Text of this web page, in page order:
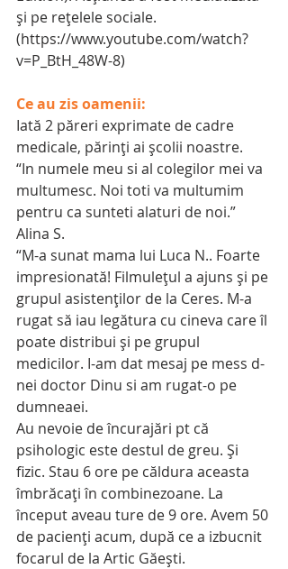
şi pe reţelele sociale.
(https://www.youtube.com/watch?
v=P_BtH_48W-8)
Ce au zis oamenii:
Iată 2 păreri exprimate de cadre
medicale, părinţi ai şcolii noastre.
“In numele meu si al colegilor mei va
multumesc. Noi toti va multumim
pentru ca sunteti alaturi de noi.”
Alina S.
“M-a sunat mama lui Luca N.. Foarte
impresionată! Filmulețul a ajuns și pe
grupul asistenților de la Ceres. M-a
rugat să iau legătura cu cineva care îl
poate distribui și pe grupul
medicilor. I-am dat mesaj pe mess d-
nei doctor Dinu si am rugat-o pe
dumneaei.
Au nevoie de încurajări pt că
psihologic este destul de greu. Și
fizic. Stau 6 ore pe căldura aceasta
îmbrăcați în combinezoane. La
început aveau ture de 9 ore. Avem 50
de pacienți acum, după ce a izbucnit
focarul de la Artic Găești.